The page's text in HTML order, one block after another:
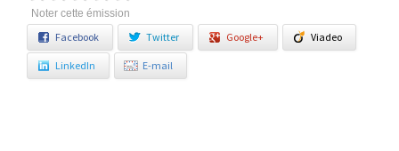
Noter cette émission
Facebook Twitter Google+ Viadeo
LinkedIn E-mail